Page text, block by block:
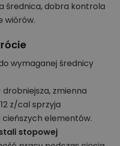
średnica, dobra kontrola
wiórów.
wymaganej średnicy
drobniejsza, zmienna
z/cal sprzyja
elementów.
stopowej